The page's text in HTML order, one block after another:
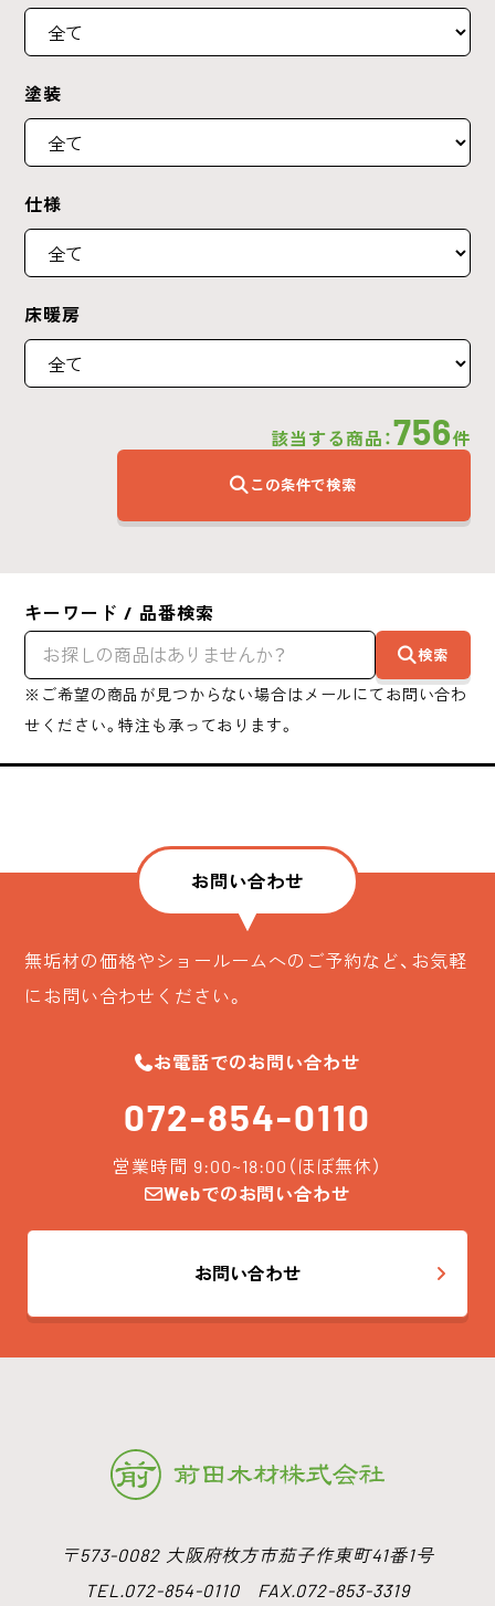
塗装
仕様
床暖房
該当する商品：756件
この条件で検索
キーワード / 品番検索
検索
※ご希望の商品が見つからない場合はメールにてお問い合わ
せください。特注も承っております。
お問い合わせ
無垢材の価格やショールームへのご予約など、お気軽
にお問い合わせください。
お電話でのお問い合わせ
072-854-0110
営業時間 9:00~18:00（ほぼ無休）
Webでのお問い合わせ
お問い合わせ
〒573-0082 大阪府枚方市茄子作東町41番1号
TEL.072-854-0110 FAX.072-853-3319